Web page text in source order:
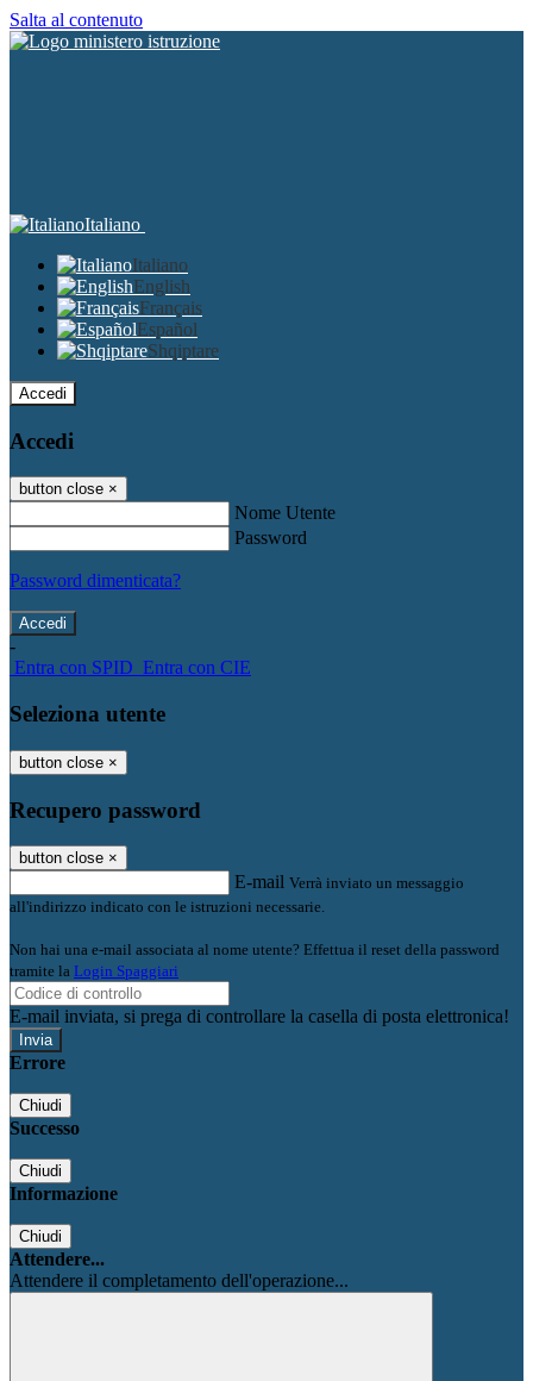
Salta al contenuto
Italiano
Italiano
English
Français
Español
Shqiptare
Accedi
Accedi
button close ×
Nome Utente
Password
Password dimenticata?
-
Entra con SPID Entra con CIE
Seleziona utente
button close ×
Recupero password
button close ×
E-mail Verrà inviato un messaggio
all'indirizzo indicato con le istruzioni necessarie.
Non hai una e-mail associata al nome utente? Effettua il reset della password
tramite la Login Spaggiari
E-mail inviata, si prega di controllare la casella di posta elettronica!
Errore
Chiudi
Successo
Chiudi
Informazione
Chiudi
Attendere...
Attendere il completamento dell'operazione...